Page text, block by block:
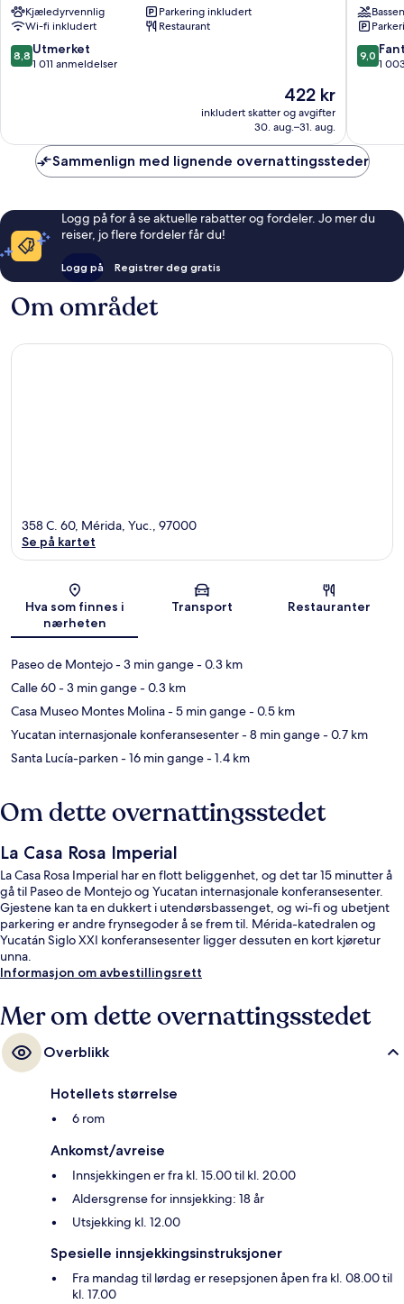
Kjæledyrvennlig
Parkering inkludert
Wi-fi inkludert
Restaurant
8.8
av
8,8 Utmerket
1 011 anmeldelser
Prisen
422 kr
422 kr
inkludert skatter og avgifter
30. aug.–31. aug.
by
IHG
Mérida
sentrum
9.0
av
9,0
1
Sammenlign med lignende overnattingssteder
Logg på for å se aktuelle rabatter og fordeler. Jo mer du
reiser, jo flere fordeler får du!
Logg på Registrer deg gratis
Om området
Kart
358 C. 60, Mérida, Yuc., 97000
Se på kartet
Hva som finnes i
nærheten
Transport Restauranter
Paseo de Montejo- 3 min gange- 0.3 km
Calle 60- 3 min gange- 0.3 km
Casa Museo Montes Molina- 5 min gange- 0.5 km
Yucatan internasjonale konferansesenter- 8 min gange- 0.7 km
Santa Lucía-parken- 16 min gange- 1.4 km
Om dette overnattingsstedet
La Casa Rosa Imperial
La Casa Rosa Imperial har en flott beliggenhet, og det tar 15 minutter å
gå til Paseo de Montejo og Yucatan internasjonale konferansesenter.
Gjestene kan ta en dukkert i utendørsbassenget, og wi-fi og ubetjent
parkering er andre frynsegoder å se frem til. Mérida-katedralen og
Yucatán Siglo XXI konferansesenter ligger dessuten en kort kjøretur
unna.
Informasjon om avbestillingsrett
Mer om dette overnattingsstedet
Overblikk
Hotellets størrelse
6 rom
Ankomst/avreise
Innsjekkingen er fra kl. 15.00 til kl. 20.00
Aldersgrense for innsjekking: 18 år
Utsjekking kl. 12.00
Spesielle innsjekkingsinstruksjoner
Fra mandag til lørdag er resepsjonen åpen fra kl. 08.00 til
kl. 17.00